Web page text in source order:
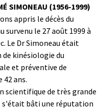
SIMONEAU (1956-1999)
appris le décès du
survenu le 27 août 1999 à
Le Dr Simoneau était
de kinésiologie du
et préventive de
ans.
scientifique de très grande
s'était bâti une réputation